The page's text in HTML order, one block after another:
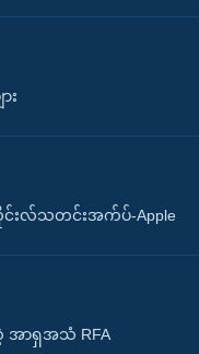
း
းလ်သတင်းအက်ပ်-Apple
ာရှအသံ RFA